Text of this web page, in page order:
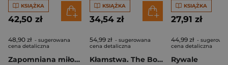
KSIĄŻKA
42,50 zł
48,90 zł - sugerowana
cena detaliczna
Zapomniana miłość. Night. Black Angels MC. Tom 2
KSIĄŻKA
34,54 zł
54,99 zł - sugerowana
cena detaliczna
Kłamstwa. The Bourbon Boys
KSIĄŻKA
27,91 zł
44,99 zł -
cena detaliczna
Rywale